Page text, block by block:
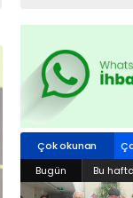
Çok okunan
Bugün
Bu hafta